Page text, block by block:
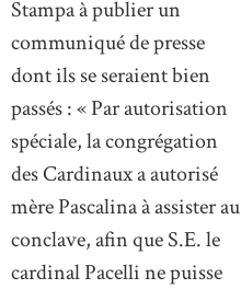
Stampa à publier un
communiqué de presse
dont ils se seraient bien
passés : « Par autorisation
spéciale, la congrégation
des Cardinaux a autorisé
mère Pascalina à assister au
conclave, afin que S.E. le
cardinal Pacelli ne puisse